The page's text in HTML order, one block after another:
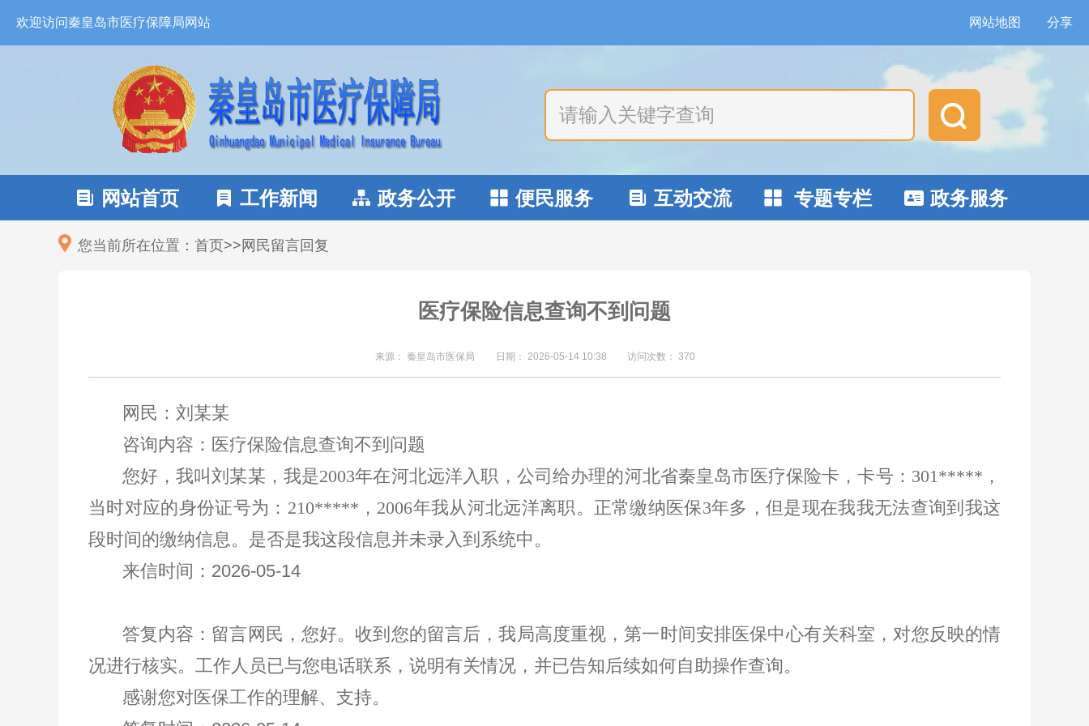
欢迎访问秦皇岛市医疗保障局网站 分享
网站地图

 网站首页  工作新闻  政务公开  便民服务  互动交流  专题专栏  政务服务
您当前所在位置： 首页>> 网民留言回复
医疗保险信息查询不到问题
来源： 秦皇岛市医保局 日期： 2026-05-14 10:38 访问次数： 370
网民： 刘某某
咨询内容： 医疗保险信息查询不到问题
您好，我叫刘某某，我是2003年在河北远洋入职，公司给办理的河北省秦皇岛市医疗保险卡，卡号： 301***** ，
当时对应的身份证号为： 210***** ， 2006年我从河北远洋离职。正常缴纳医保3年多，但是现在我我无法查询到我这
段时间的缴纳信息。是否是我这段信息并未录入到系统中。
来信时间： 2026-05-14
答复内容： 留言网民，您好。收到您的留言后，我局高度重视，第一时间安排医保中心有关科室，对您反映的情
况进行核实。工作人员已与您电话联系，说明有关情况，并已告知后续如何自助操作查询。
感谢您对医保工作的理解、支持。